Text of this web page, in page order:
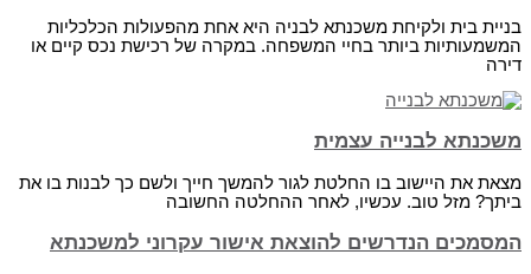
בניית בית ולקיחת משכנתא לבניה היא אחת מהפעולות הכלכליות
המשמעותיות ביותר בחיי המשפחה. במקרה של רכישת נכס קיים או
דירה
משכנתא לבנייה עצמית
מצאת את היישוב בו החלטת לגור להמשך חייך ולשם כך לבנות בו את
ביתך? מזל טוב. עכשיו, לאחר ההחלטה החשובה
המסמכים הנדרשים להוצאת אישור עקרוני למשכנתא